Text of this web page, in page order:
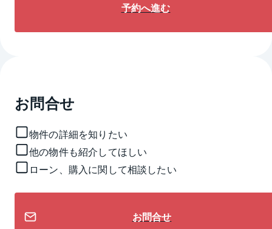
予約へ進む
お問合せ
物件の詳細を知りたい
他の物件も紹介してほしい
ローン、購入に関して相談したい
お問合せ